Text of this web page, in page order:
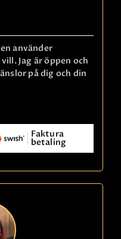
använder
Jag är öppen och
på dig och din
Faktura
betaling